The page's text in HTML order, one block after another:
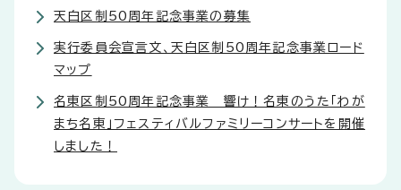
天白区制50周年記念事業の募集
実行委員会宣言文、天白区制50周年記念事業ロード
マップ
名東区制50周年記念事業 響け！名東のうた「わが
まち名東」フェスティバルファミリーコンサートを開催
しました！